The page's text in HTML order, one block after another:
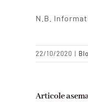
N.B.
22/10/2020 |
Articole